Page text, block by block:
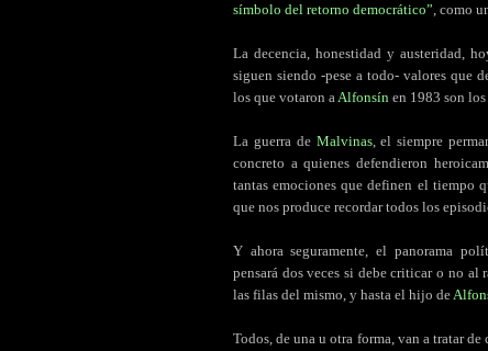
símbolo del retorno democrático”, como
La decencia, honestidad y austeridad,
siguen siendo -pese a todo- valores que
los que votaron aAlfonsín en 1983 son
La guerra de Malvinas, el siempre
concreto a quienes defendieron
tantas emociones que definen el tiempo
que nos produce recordar todos los
Y ahora seguramente, el panorama
pensará dos veces si debe criticar o no al
las filas del mismo, y hasta el hijo de
Todos, de una u otra forma, van a tratar